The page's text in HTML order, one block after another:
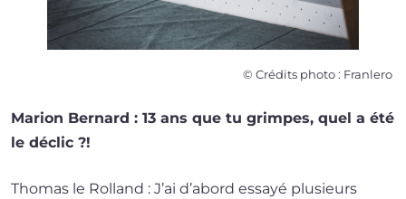
© Crédits pho­to : Franlero
Marion Bernard : 13 ans que tu grimpes, quel a été
le déclic ?!
Thomas le Rolland : J’ai d’abord essayé plu­sieurs